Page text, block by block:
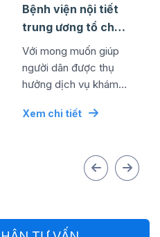
Bệnh viện nội tiết
trung ương tổ chức
thành công lễ kỷ
niệm ngày quốc tế
...
Với mong muốn giúp
người dân được thụ
hưởng dịch vụ khám
cao bằng mức chi phí
Xem chi tiết